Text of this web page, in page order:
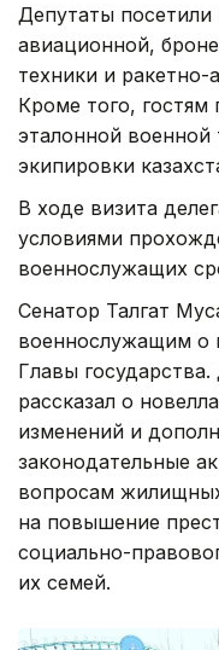
Депутаты посетили
авиационной,
техники и ракетно-
Кроме того,
эталонной военной
экипировки
В ходе визита
условиями
военнослужащих
Сенатор Талгат
военнослужащим о
Главы
рассказал о
изменений и
законодательные
вопросам
на повышение
социально-
их семей.